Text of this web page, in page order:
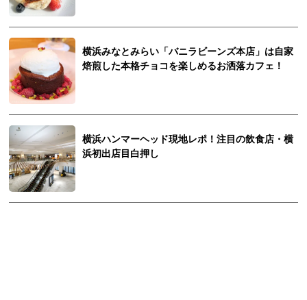
横浜みなとみらい「バニラビーンズ本店」は自家
焙煎した本格チョコを楽しめるお洒落カフェ！
横浜ハンマーヘッド現地レポ！注目の飲食店・横
浜初出店目白押し